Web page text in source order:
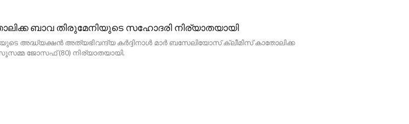
ബാവ തിരുമേനിയുടെ സഹോദരി നിര്യാതയായി
അദ്ധ്യക്ഷൻ അത്യഭിവന്ദ്യ കർദ്ദിനാൾ മാർ ബസേലിയോസ് ക്ലീമിസ് കാതോലിക്ക
ജോസഫ് (80) നിര്യാതയായി.